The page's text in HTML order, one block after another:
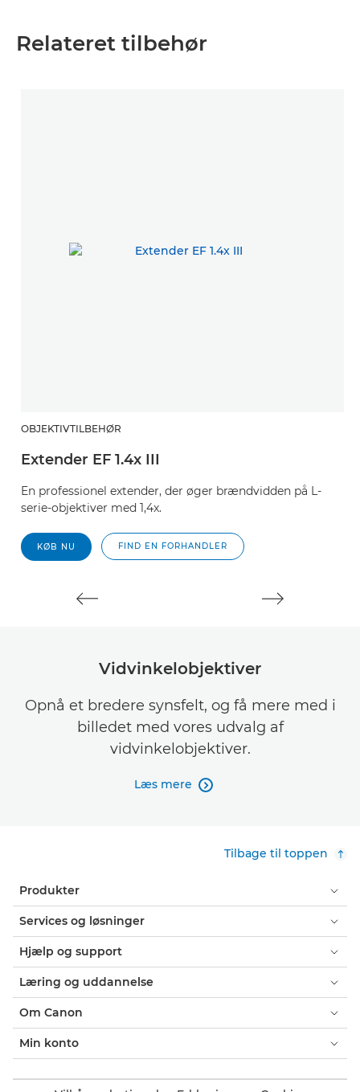
Relateret tilbehør
OBJEKTIVTILBEHØR
Extender EF 1.4x III
En professionel extender, der øger brændvidden på L-
serie-objektiver med 1,4x.
KØB NU FIND EN FORHANDLER
Vidvinkelobjektiver
Opnå et bredere synsfelt, og få mere med i
billedet med vores udvalg af
vidvinkelobjektiver.
Læs mere 
Tilbage til toppen
Produkter
Services og løsninger
Hjælp og support
Læring og uddannelse
Om Canon
Min konto